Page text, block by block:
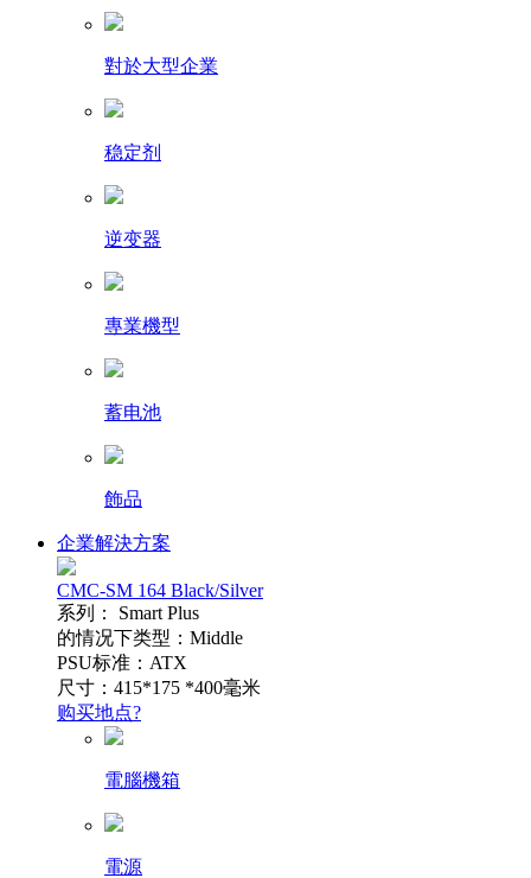
對於大型企業
稳定剂
逆变器
專業機型
蓄电池
飾品
企業解決方案
CMC-SM 164 Black/Silver
系列： Smart Plus
的情况下类型：Middle
PSU标准：ATX
尺寸：415*175 *400毫米
购买地点?
電腦機箱
電源